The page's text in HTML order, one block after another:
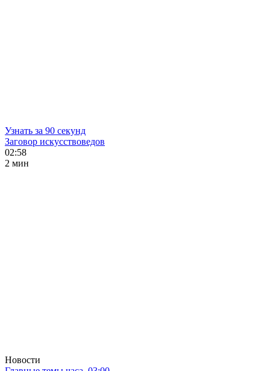
Узнать за 90 секунд
Заговор искусствоведов
02:58
2 мин
Новости